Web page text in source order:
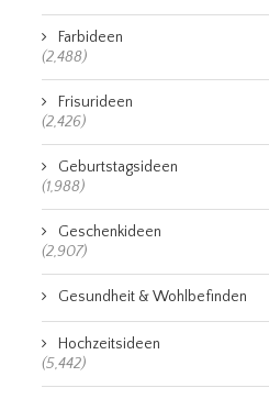
Farbideen
(2,488)
Frisurideen
(2,426)
Geburtstagsideen
(1,988)
Geschenkideen
(2,907)
Gesundheit & Wohlbefinden
Hochzeitsideen
(5,442)